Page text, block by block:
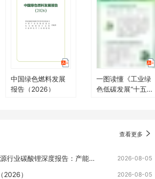
中国绿色燃料发展
报告（2026）
一图读懂《工业绿
色低碳发展“十五
查看更多
中信建投-电力设备新能源行业碳酸锂深度报告：产能逐步释放，2027年全年仍难言过剩 2026-08-05
2026） 2026-08-05